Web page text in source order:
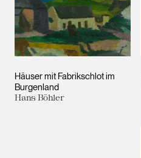
Häuser mit Fabrikschlot im
Burgenland
Hans Böhler